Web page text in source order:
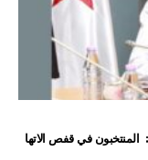
المنتخبون في قفص الاتها